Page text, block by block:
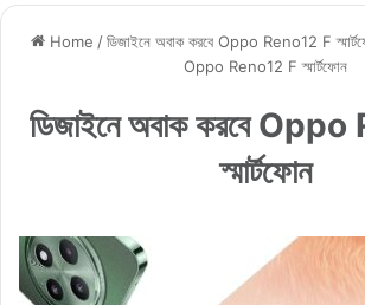
Home / ডিজাইনে অবাক করবে Oppo Reno12 F
Oppo Reno12 F স্মার্টফোন
ডিজাইনে অবাক করবে
স্মার্টফোন